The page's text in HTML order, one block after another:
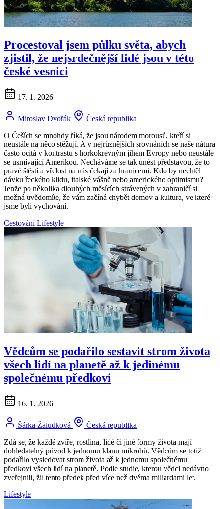
Procestoval jsem půlku světa, abych
zjistil, že nejsrdečnější lidé jsou v této
české vesnici
17. 1. 2026
Miroslav Dvořák
Česká republika
O Češích se mnohdy říká, že jsou národem morousů, kteří si
neustále na něco stěžují. A v nejrůznějších srovnáních se naše nátura
často ocitá v kontrastu s horkokrevným jihem Evropy nebo neustále
se usmívající Amerikou. Necháváme se tak unést představou, že to
pravé štěstí a vřelost na nás čekají za hranicemi. Kdo by nechtěl
dávku řeckého klidu, italské vášně nebo amerického optimismu?
Jenže po několika dlouhých měsících strávených v zahraničí si
možná uvědomíte, že vám začíná chybět domov a kultura, ve které
jsme byli vychování.
CestováníLifestyle
Vědcům se podařilo sestavit strom života
všech lidí na planetě až k jedinému
společnému předkovi
16. 1. 2026
Šárka Žaludková
Česká republika
Zdá se, že každé zvíře, rostlina, lidé či jiné formy života mají
dohledatelný původ k jednomu klanu mikrobů. Vědcům se totiž
podařilo vysledovat strom života až k jednomu společnému
předkovi všech lidí na planetě. Podle studie, kterou vědci nedávno
zveřejnili, žil tento předek před více než dvěma miliardami let.
Lifestyle